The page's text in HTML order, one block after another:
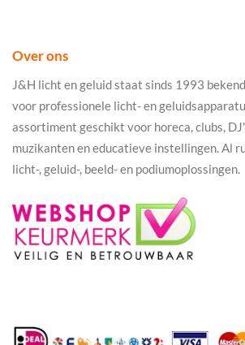
Over ons
J&H licht en geluid staat sinds 1993
voor professionele licht- en
assortiment geschikt voor horeca, clubs,
muzikanten en educatieve instellingen. Al
licht-, geluid-, beeld- en podiumoplossingen.